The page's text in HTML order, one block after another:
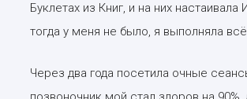
Буклетах из Книг, и на них
тогда у меня не было, я выполняла
Через два года посетила очные